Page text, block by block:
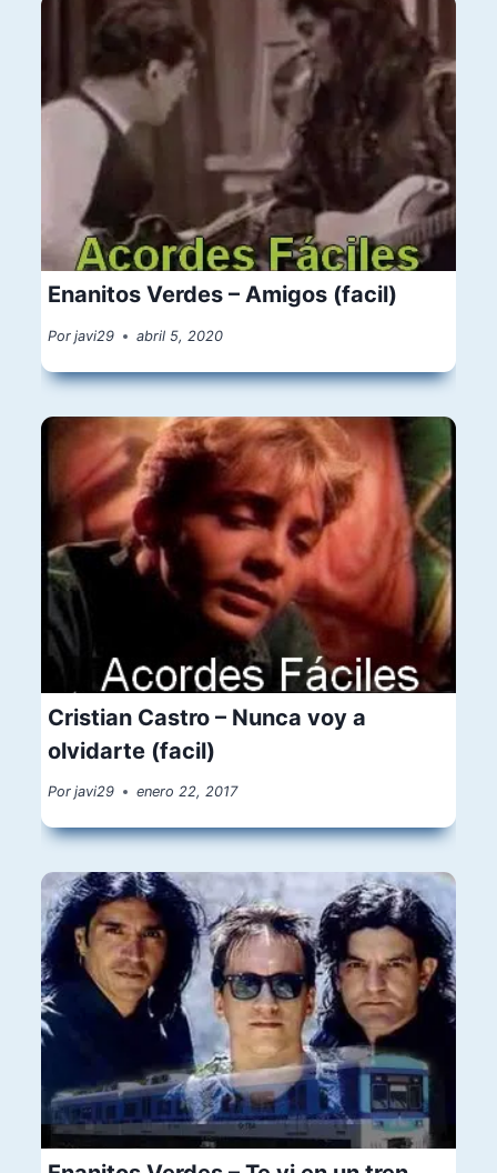
Enanitos Verdes – Amigos (facil)
Por javi29 abril 5, 2020
Cristian Castro – Nunca voy a
olvidarte (facil)
Por javi29 enero 22, 2017